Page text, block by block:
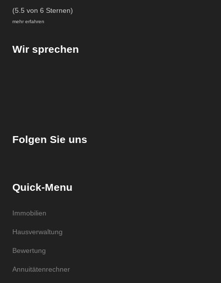
(5.5 von 6 Sternen)
mehr erfahren
Wir sprechen
Folgen Sie uns
Quick-Menu
Immobilien
Hausverwaltung
Bewertung
Annuitätenrechner